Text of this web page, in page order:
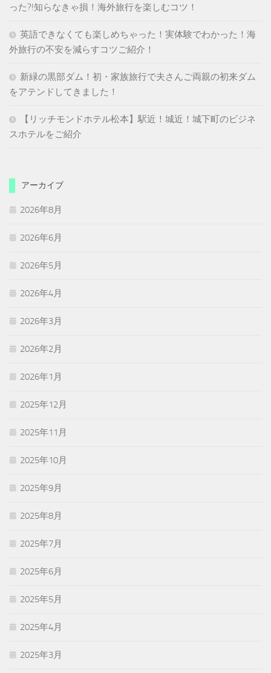
った?!知らなきゃ損！海外旅行を楽しむコツ！
英語できなくても楽しめちゃった！実体験でわかった！海
外旅行の不安を減らすコツご紹介！
新緑の黒部ダム！初・家族旅行で夫さんご両親の初来ダム
をアテンドしてきました！
【リッチモンドホテル松本】駅近！城近！城下町のビジネ
スホテルをご紹介
アーカイブ
2026年8月
2026年6月
2026年5月
2026年4月
2026年3月
2026年2月
2026年1月
2025年12月
2025年11月
2025年10月
2025年9月
2025年8月
2025年7月
2025年6月
2025年5月
2025年4月
2025年3月